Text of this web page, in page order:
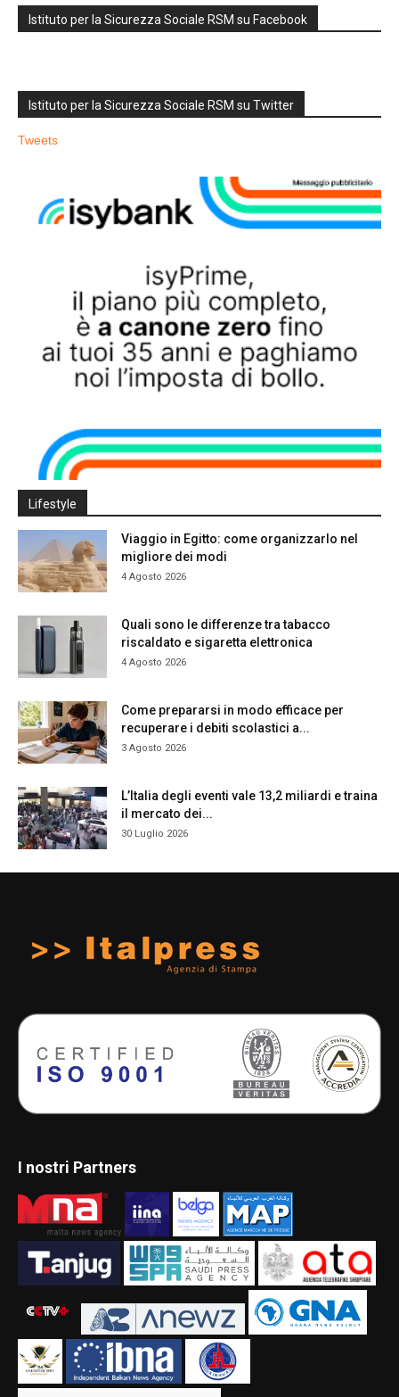
Istituto per la Sicurezza Sociale RSM su Facebook
Istituto per la Sicurezza Sociale RSM su Twitter
Tweets
Lifestyle
Viaggio in Egitto: come organizzarlo nel
migliore dei modi
4 Agosto 2026
Quali sono le differenze tra tabacco
riscaldato e sigaretta elettronica
4 Agosto 2026
Come prepararsi in modo efficace per
recuperare i debiti scolastici a...
3 Agosto 2026
L’Italia degli eventi vale 13,2 miliardi e traina
il mercato dei...
30 Luglio 2026
I nostri Partners